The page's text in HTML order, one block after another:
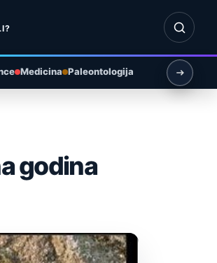
Otvori
Medicina Paleontologija
godina